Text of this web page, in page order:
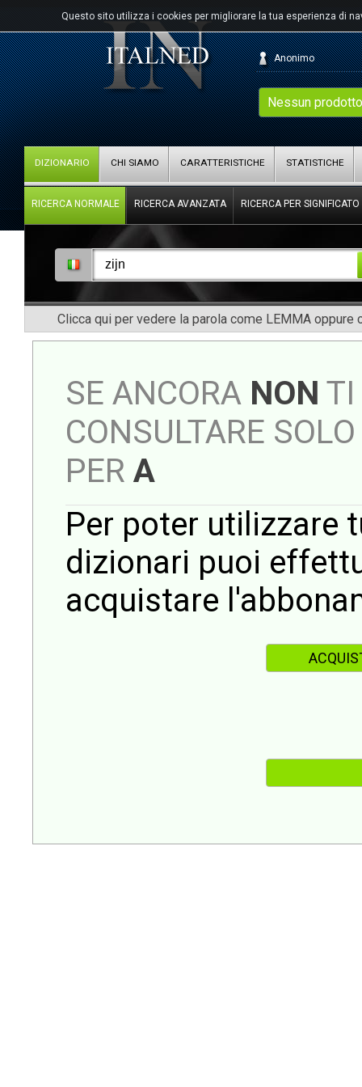
Questo sito utilizza i cookies per migliorare la tua esperienza di
Nessun
Anonimo
DIZIONARIO CHI SIAMO CARATTERISTICHE STATISTICHE
RICERCA NORMALE RICERCA AVANZATA RICERCA PER SIGNIFICATO
Clicca qui per vedere la parola come LEMMA oppure
SE ANCORA NON TI
CONSULTARE
PER A
Per poter utilizzare
dizionari puoi
acquistare